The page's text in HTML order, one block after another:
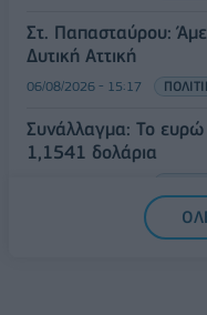
Στ. Παπασταύρου:
Δυτική Αττική
06/08/2026 - 15:17
Συνάλλαγμα: Το
1,1541 δολάρια